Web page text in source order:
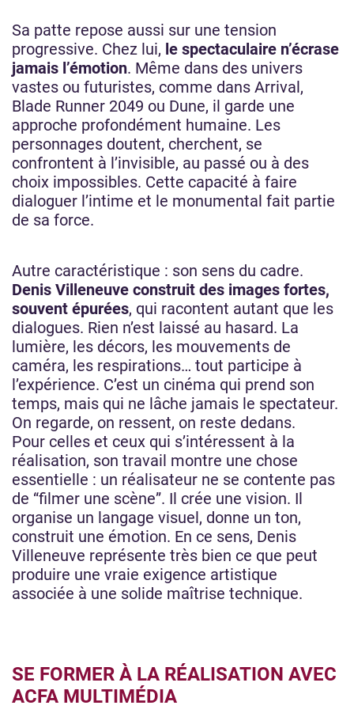
Sa patte repose aussi sur une tension
progressive. Chez lui, le spectaculaire n’écrase
jamais l’émotion. Même dans des univers
vastes ou futuristes, comme dans Arrival,
Blade Runner 2049 ou Dune, il garde une
approche profondément humaine. Les
personnages doutent, cherchent, se
confrontent à l’invisible, au passé ou à des
choix impossibles. Cette capacité à faire
dialoguer l’intime et le monumental fait partie
de sa force.
Autre caractéristique : son sens du cadre.
Denis Villeneuve construit des images fortes,
souvent épurées, qui racontent autant que les
dialogues. Rien n’est laissé au hasard. La
lumière, les décors, les mouvements de
caméra, les respirations… tout participe à
l’expérience. C’est un cinéma qui prend son
temps, mais qui ne lâche jamais le spectateur.
On regarde, on ressent, on reste dedans.
Pour celles et ceux qui s’intéressent à la
réalisation, son travail montre une chose
essentielle : un réalisateur ne se contente pas
de “filmer une scène”. Il crée une vision. Il
organise un langage visuel, donne un ton,
construit une émotion. En ce sens, Denis
Villeneuve représente très bien ce que peut
produire une vraie exigence artistique
associée à une solide maîtrise technique.
SE FORMER À LA RÉALISATION AVEC
ACFA MULTIMÉDIA